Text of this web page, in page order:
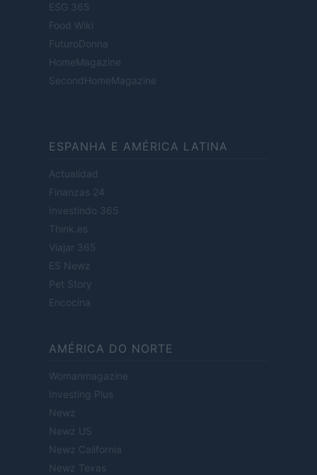
ESG 365
Food Wiki
FuturoDonna
HomeMagazine
SecondHomeMagazine
ESPANHA E AMÉRICA LATINA
Actualidad
Finanzas 24
Investindo 365
Think.es
Viajar 365
ES Newz
Pet Story
Encocina
AMÉRICA DO NORTE
Womanmagazine
Investing Plus
Newz
Newz US
Newz California
Newz Texas